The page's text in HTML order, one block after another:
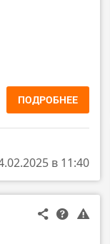
ПОДРОБНЕЕ
в 11:40